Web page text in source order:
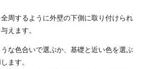
周するように外壁の下側に取り付けられ
えます。
な色合いで選ぶか、基礎と近い色を選ぶ
ます。